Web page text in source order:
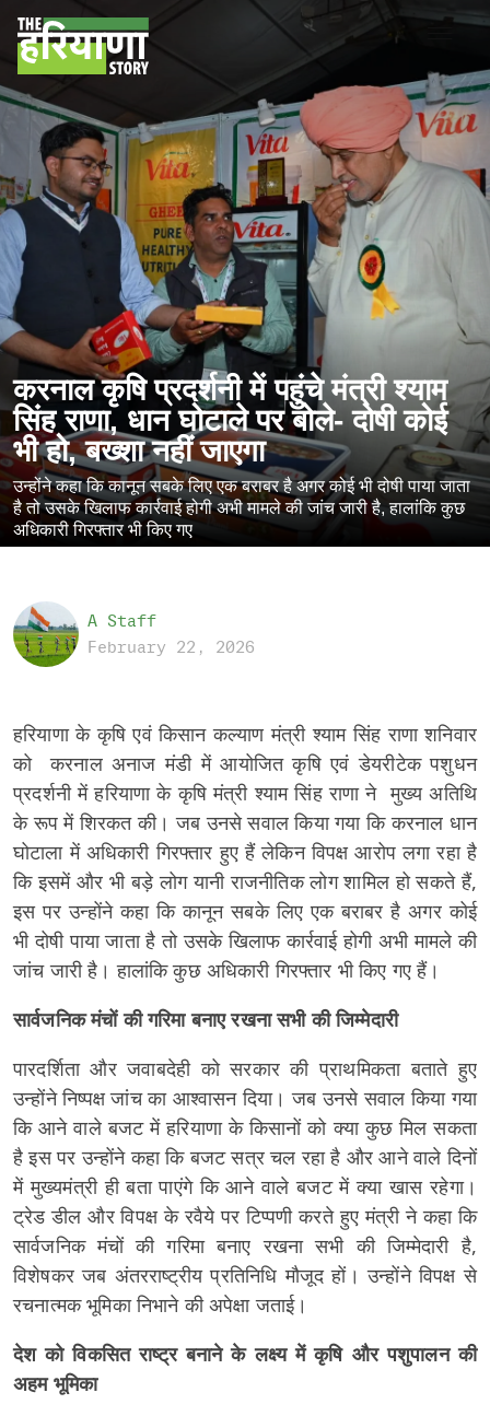
करनाल कृषि प्रदर्शनी में पहुंचे मंत्री श्याम
सिंह राणा, धान घोटाले पर बोले- दोषी कोई
भी हो, बख्शा नहीं जाएगा
उन्होंने कहा कि कानून सबके लिए एक बराबर है अगर कोई भी दोषी पाया जाता
है तो उसके खिलाफ कार्रवाई होगी अभी मामले की जांच जारी है, हालांकि कुछ
अधिकारी गिरफ्तार भी किए गए
A Staff
February 22, 2026
हरियाणा के कृषि एवं किसान कल्याण मंत्री श्याम सिंह राणा शनिवार
को करनाल अनाज मंडी में आयोजित कृषि एवं डेयरीटेक पशुधन
प्रदर्शनी में हरियाणा के कृषि मंत्री श्याम सिंह राणा ने मुख्य अतिथि
के रूप में शिरकत की। जब उनसे सवाल किया गया कि करनाल धान
घोटाला में अधिकारी गिरफ्तार हुए हैं लेकिन विपक्ष आरोप लगा रहा है
कि इसमें और भी बड़े लोग यानी राजनीतिक लोग शामिल हो सकते हैं,
इस पर उन्होंने कहा कि कानून सबके लिए एक बराबर है अगर कोई
भी दोषी पाया जाता है तो उसके खिलाफ कार्रवाई होगी अभी मामले की
जांच जारी है। हालांकि कुछ अधिकारी गिरफ्तार भी किए गए हैं।
सार्वजनिक मंचों की गरिमा बनाए रखना सभी की जिम्मेदारी
पारदर्शिता और जवाबदेही को सरकार की प्राथमिकता बताते हुए
उन्होंने निष्पक्ष जांच का आश्वासन दिया। जब उनसे सवाल किया गया
कि आने वाले बजट में हरियाणा के किसानों को क्या कुछ मिल सकता
है इस पर उन्होंने कहा कि बजट सत्र चल रहा है और आने वाले दिनों
में मुख्यमंत्री ही बता पाएंगे कि आने वाले बजट में क्या खास रहेगा।
ट्रेड डील और विपक्ष के रवैये पर टिप्पणी करते हुए मंत्री ने कहा कि
सार्वजनिक मंचों की गरिमा बनाए रखना सभी की जिम्मेदारी है,
विशेषकर जब अंतरराष्ट्रीय प्रतिनिधि मौजूद हों। उन्होंने विपक्ष से
रचनात्मक भूमिका निभाने की अपेक्षा जताई।
देश को विकसित राष्ट्र बनाने के लक्ष्य में कृषि और पशुपालन की
अहम भूमिका